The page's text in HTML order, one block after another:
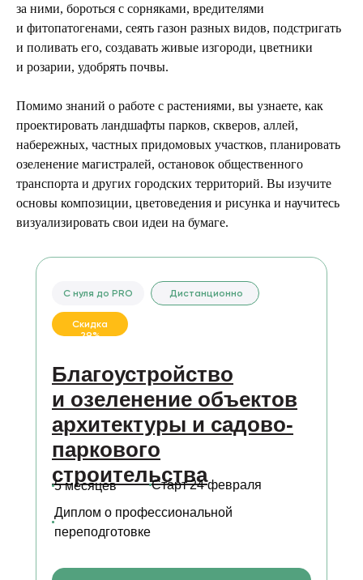
за ними, бороться с сорняками, вредителями
и фитопатогенами, сеять газон разных видов, подстригать
и поливать его, создавать живые изгороди, цветники
и розарии, удобрять почвы.
Помимо знаний о работе с растениями, вы узнаете, как
проектировать ландшафты парков, скверов, аллей,
набережных, частных придомовых участков, планировать
озеленение магистралей, остановок общественного
транспорта и других городских территорий. Вы изучите
основы композиции, цветоведения и рисунка и научитесь
визуализировать свои идеи на бумаге.
Благоустройство
и озеленение объектов
архитектуры и садово-
паркового
строительства
С нуля до PRO
Диплом о профессиональной
переподготовке
Старт24 февраля
5 месяцев
Дистанционно
Скидка
29%